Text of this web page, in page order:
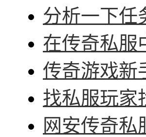
分析一下任
在传奇私服
传奇游戏新
找私服玩家
网安传奇私